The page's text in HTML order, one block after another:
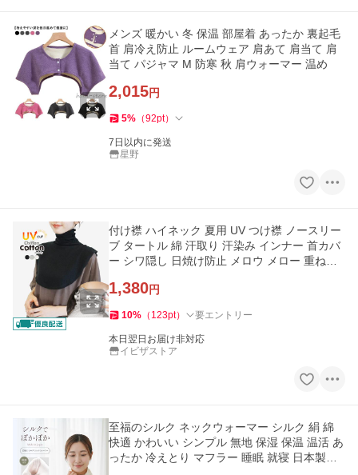
メンズ 暖かい 冬 保温 部屋着 あったか 裏起毛
首 肩冷え防止 ルームウェア 肩あて 肩当て 肩
当て パジャマ M 防寒 秋 肩ウォーマー 温め
2,015円
5% （92pt）
7日以内に発送
星野
付け襟 ハイネック 夏用 UV つけ襟 ノースリー
ブ タートル 綿 汗取り 汗染み インナー 首カバ
ー シワ隠し 日焼け防止 メロウ メロー 重ね着
1,380円
10% （ 123pt） 要エントリー
本日翌日お届け非対応
イビザストア
至福のシルク ネックウォーマー シルク 絹 綿
快適 かわいい シンプル 無地 保湿 保温 温活 あ
ったか 冷えとり マフラー 睡眠 就寝 日本製メ